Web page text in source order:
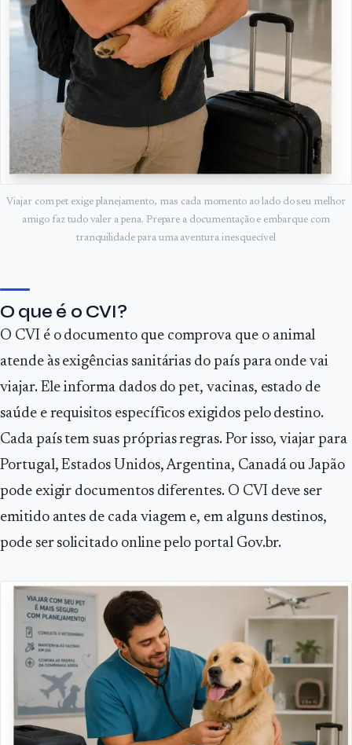
Viajar com pet exige planejamento, mas cada momento ao lado do seu melhor
amigo faz tudo valer a pena. Prepare a documentação e embarque com
tranquilidade para uma aventura inesquecível
O que é o CVI?
O CVI é o documento que comprova que o animal
atende às exigências sanitárias do país para onde vai
viajar. Ele informa dados do pet, vacinas, estado de
saúde e requisitos específicos exigidos pelo destino.
Cada país tem suas próprias regras. Por isso, viajar para
Portugal, Estados Unidos, Argentina, Canadá ou Japão
pode exigir documentos diferentes. O CVI deve ser
emitido antes de cada viagem e, em alguns destinos,
pode ser solicitado online pelo portal Gov.br.